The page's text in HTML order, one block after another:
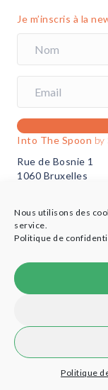
Nous utilisons des
service.
Politique de
Politique
Je m’inscris à la
Into The Spoon by
Rue de Bosnie 1
1060 Bruxelles
Vous êtes un
© 2021 Into the